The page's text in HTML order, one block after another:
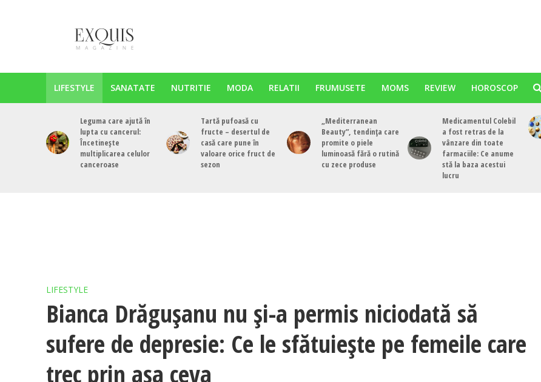
LIFESTYLE SANATATE NUTRITIE MODA RELATII FRUMUSETE MOMS REVIEW HOROSCOP
Leguma care ajută în
lupta cu cancerul:
Încetinește
multiplicarea celulor
canceroase
Tartă pufoasă cu
fructe – desertul de
casă care pune în
valoare orice fruct de
sezon
„Mediterranean
Beauty”, tendința care
promite o piele
luminoasă fără o rutină
cu zece produse
Medicamentul Colebil
a fost retras de la
vânzare din toate
farmaciile: Ce anume
stă la baza acestui
lucru
LIFESTYLE
Bianca Drăgușanu nu și-a permis niciodată să
sufere de depresie: Ce le sfătuiește pe femeile care
trec prin așa ceva